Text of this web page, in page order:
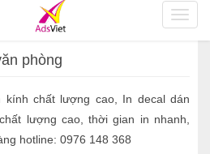
phòng
kính chất lượng cao, In decal dán
lượng cao, thời gian in nhanh,
hotline: 0976 148 368